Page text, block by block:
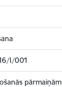
I/001
pārmaiņām